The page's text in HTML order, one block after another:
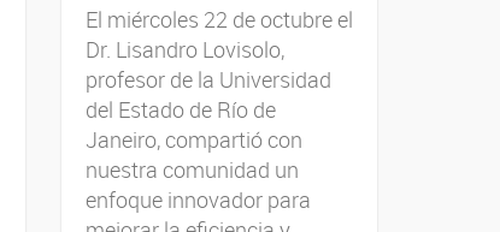
El miércoles 22 de octubre el
Dr. Lisandro Lovisolo,
profesor de la Universidad
del Estado de Río de
Janeiro, compartió con
nuestra comunidad un
enfoque innovador para